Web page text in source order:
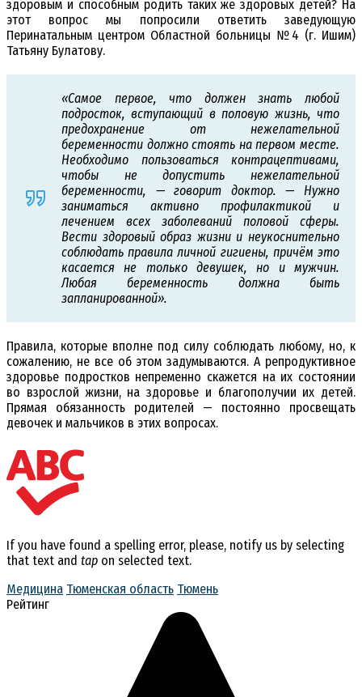
здоровым и способным родить таких же здоровых детей? На
этот вопрос мы попросили ответить заведующую
Перинатальным центром Областной больницы №4 (г. Ишим)
Татьяну Булатову.
«Самое первое, что должен знать любой
подросток, вступающий в половую жизнь, что
предохранение от нежелательной
беременности должно стоять на первом месте.
Необходимо пользоваться контрацептивами,
чтобы не допустить нежелательной
беременности, — говорит доктор. — Нужно
заниматься активно профилактикой и
лечением всех заболеваний половой сферы.
Вести здоровый образ жизни и неукоснительно
соблюдать правила личной гигиены, причём это
касается не только девушек, но и мужчин.
Любая беременность должна быть
запланированной».
Правила, которые вполне под силу соблюдать любому, но, к
сожалению, не все об этом задумываются. А репродуктивное
здоровье подростков непременно скажется на их состоянии
во взрослой жизни, на здоровье и благополучии их детей.
Прямая обязанность родителей — постоянно просвещать
девочек и мальчиков в этих вопросах.
If you have found a spelling error, please, notify us by selecting
that text and tap on selected text.
Медицина Тюменская область Тюмень
Рейтинг